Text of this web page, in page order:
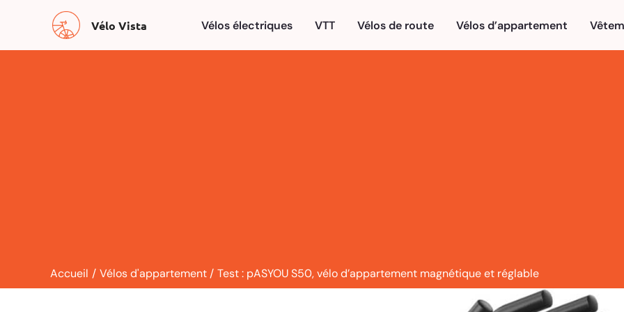
contenu
Vélo Vista Vélos électriques VTT Vélos de route Vélos d’appartement
Accueil Vélos d'appartement Test : pASYOU S50, vélo d’appartement magnétique et réglable